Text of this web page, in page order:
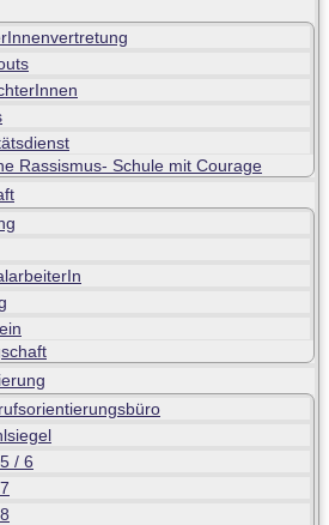
Rassismus- Schule mit Courage
/ 6